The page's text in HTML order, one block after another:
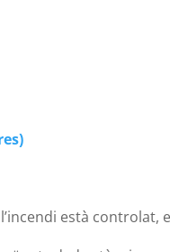
està controlat,